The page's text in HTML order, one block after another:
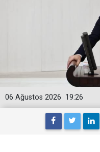
19:26
06 Ağustos 2026